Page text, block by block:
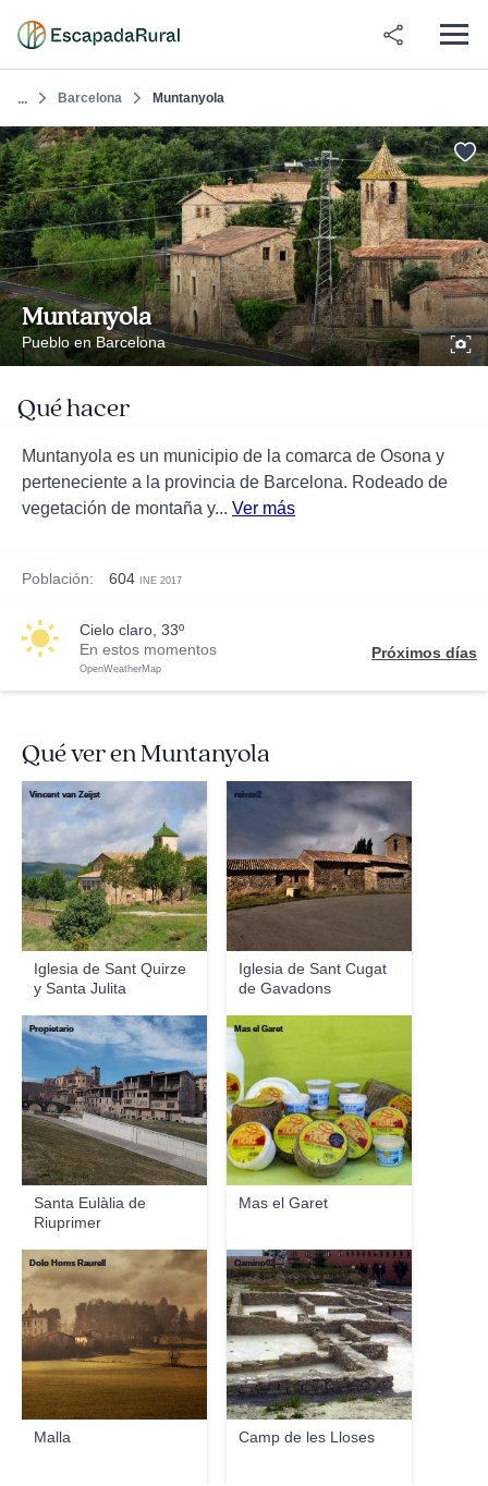
... Barcelona Muntanyola
Muntanyola
Pueblo en Barcelona
Qué hacer
Muntanyola es un municipio de la comarca de Osona y
perteneciente a la provincia de Barcelona. Rodeado de
vegetación de montaña y... Ver más
Población: 604 INE 2017
cielo claro, 33º
En estos momentos
OpenWeatherMap
Próximos días
Qué ver en Muntanyola
Iglesia de Sant Quirze
y Santa Julita
Vincent van Zeijst
Iglesia de Sant Cugat
de Gavadons
reivax2
Santa Eulàlia de
Riuprimer
Propietario
Mas el Garet
Mas el Garet
Malla
Dolo Homs Raurell
Camp de les Lloses
Camino02